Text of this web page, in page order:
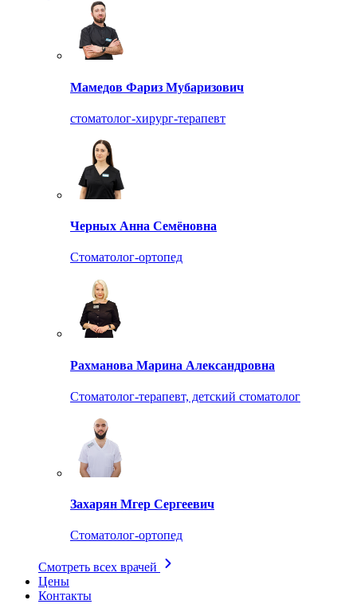
Мамедов Фариз Мубаризович
стоматолог-хирург-терапевт
Черных Анна Семёновна
Стоматолог-ортопед
Рахманова Марина Александровна
Стоматолог-терапевт, детский стоматолог
Захарян Мгер Сергеевич
Стоматолог-ортопед
Смотреть всех врачей
Цены
Контакты